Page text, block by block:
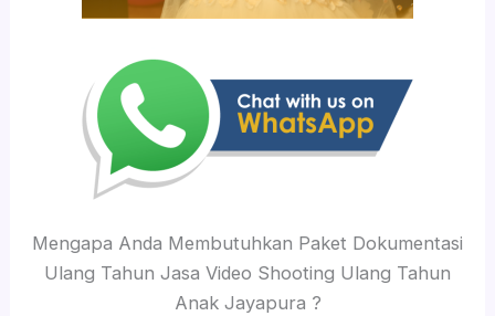
Mengapa Anda Membutuhkan Paket Dokumentasi
Ulang Tahun Jasa Video Shooting Ulang Tahun
Anak Jayapura ?